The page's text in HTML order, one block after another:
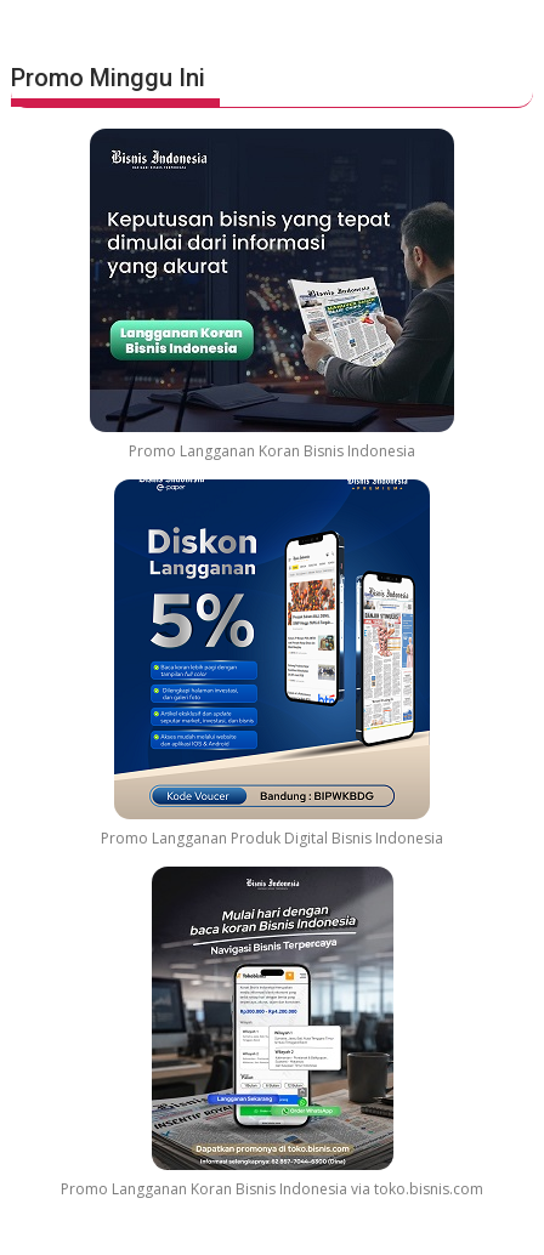
Promo Minggu Ini
Promo Langganan Koran Bisnis Indonesia
Promo Langganan Produk Digital Bisnis Indonesia
Promo Langganan Koran Bisnis Indonesia via toko.bisnis.com